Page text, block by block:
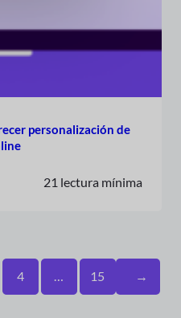
personalización de
21 lectura mínima
4 … 15 →